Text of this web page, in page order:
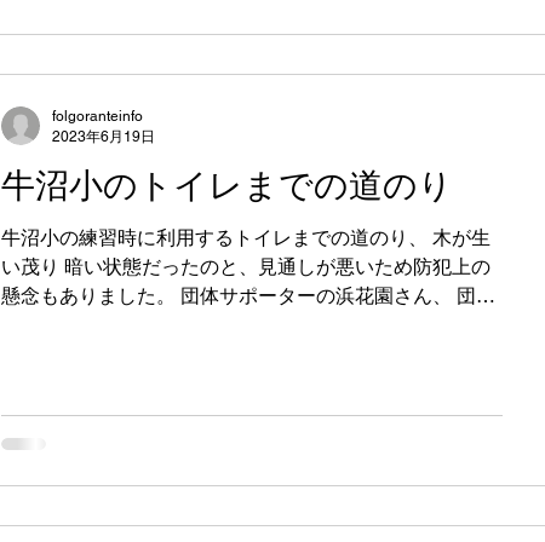
牛沼小のトイレまでの道のり
牛沼小の練習時に利用するトイレまでの道のり、 木が生
い茂り 暗い状態だったのと、見通しが悪いため防犯上の
懸念もありました。 団体サポーターの浜花園さん、 団体
folgoranteinfo
2023年6月19日